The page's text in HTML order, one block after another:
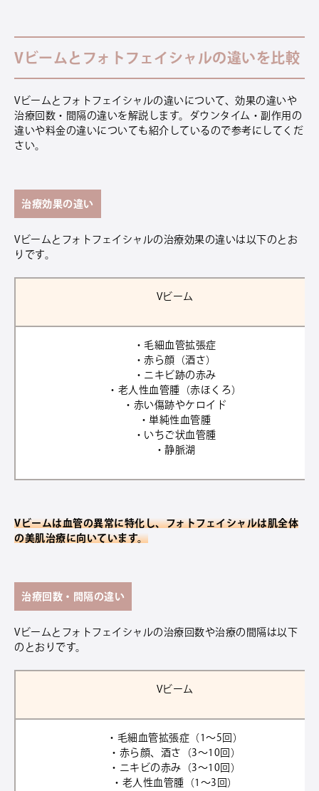
Vビームとフォトフェイシャルの違いを比較
Vビームとフォトフェイシャルの違いについて、効果の違いや
治療回数・間隔の違いを解説します。ダウンタイム・副作用の
違いや料金の違いについても紹介しているので参考にしてくだ
さい。
治療効果の違い
Vビームとフォトフェイシャルの治療効果の違いは以下のとお
りです。
Vビーム
・毛細血管拡張症
・赤ら顔（酒さ）
・ニキビ跡の赤み
・老人性血管腫（赤ほくろ）
・赤い傷跡やケロイド
・単純性血管腫
・いちご状血管腫
・静脈湖
Vビームは血管の異常に特化し、フォトフェイシャルは肌全体
の美肌治療に向いています。
治療回数・間隔の違い
Vビームとフォトフェイシャルの治療回数や治療の間隔は以下
のとおりです。
Vビーム
・毛細血管拡張症（1〜5回）
・赤ら顔、酒さ（3〜10回）
・ニキビの赤み（3〜10回）
・老人性血管腫（1〜3回）